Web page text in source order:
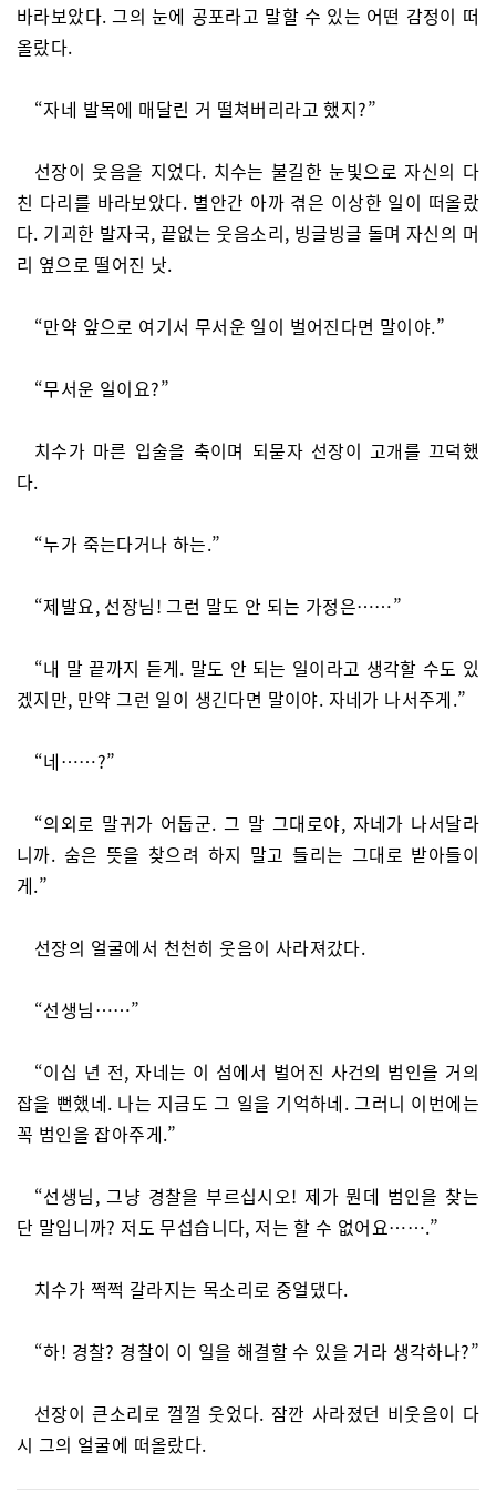
바라보았다. 그의 눈에 공포라고 말할 수 있는 어떤 감정이 떠
올랐다.
“자네 발목에 매달린 거 떨쳐버리라고 했지?”
선장이 웃음을 지었다. 치수는 불길한 눈빛으로 자신의 다
친 다리를 바라보았다. 별안간 아까 겪은 이상한 일이 떠올랐
다. 기괴한 발자국, 끝없는 웃음소리, 빙글빙글 돌며 자신의 머
리 옆으로 떨어진 낫.
“만약 앞으로 여기서 무서운 일이 벌어진다면 말이야.”
“무서운 일이요?”
치수가 마른 입술을 축이며 되묻자 선장이 고개를 끄덕했
다.
“누가 죽는다거나 하는.”
“제발요, 선장님! 그런 말도 안 되는 가정은……”
“내 말 끝까지 듣게. 말도 안 되는 일이라고 생각할 수도 있
겠지만, 만약 그런 일이 생긴다면 말이야. 자네가 나서주게.”
“네……?”
“의외로 말귀가 어둡군. 그 말 그대로야, 자네가 나서달라
니까. 숨은 뜻을 찾으려 하지 말고 들리는 그대로 받아들이
게.”
선장의 얼굴에서 천천히 웃음이 사라져갔다.
“선생님……”
“이십 년 전, 자네는 이 섬에서 벌어진 사건의 범인을 거의
잡을 뻔했네. 나는 지금도 그 일을 기억하네. 그러니 이번에는
꼭 범인을 잡아주게.”
“선생님, 그냥 경찰을 부르십시오! 제가 뭔데 범인을 찾는
단 말입니까? 저도 무섭습니다, 저는 할 수 없어요…….”
치수가 쩍쩍 갈라지는 목소리로 중얼댔다.
“하! 경찰? 경찰이 이 일을 해결할 수 있을 거라 생각하나?”
선장이 큰소리로 껄껄 웃었다. 잠깐 사라졌던 비웃음이 다
시 그의 얼굴에 떠올랐다.